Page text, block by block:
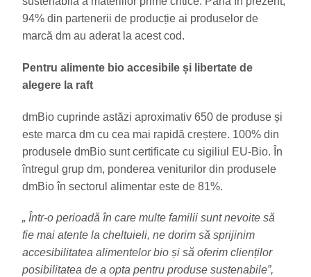
94% din partenerii de producție ai produselor de
marcă dm au aderat la acest cod.
Pentru alimente bio accesibile și libertate de
alegere la raft
dmBio cuprinde astăzi aproximativ 650 de produse și
este marca dm cu cea mai rapidă creștere. 100% din
produsele dmBio sunt certificate cu sigiliul EU-Bio. În
întregul grup dm, ponderea veniturilor din produsele
dmBio în sectorul alimentar este de 81%.
„ Într-o perioadă în care multe familii sunt nevoite să
fie mai atente la cheltuieli, ne dorim să sprijinim
accesibilitatea alimentelor bio și să oferim clienților
posibilitatea de a opta pentru produse sustenabile”,